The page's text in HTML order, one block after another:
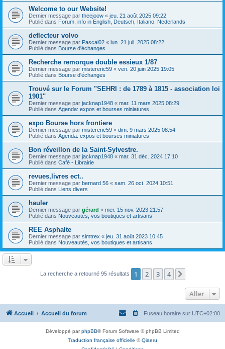
Welcome to our Website!
Dernier message par theejoow « jeu. 21 août 2025 09:22
Publié dans Forum, info in English, Deutsch, Italiano, Nederlands
deflecteur volvo
Dernier message par Pascal02 « lun. 21 juil. 2025 08:22
Publié dans Bourse d'échanges
Recherche remorque double essieux 1/87
Dernier message par mistereric59 « ven. 20 juin 2025 19:05
Publié dans Bourse d'échanges
Trouvé sur le Forum "SEHRI : de 1789 à 1815 - association loi
1901"
Dernier message par jacknap1948 « mar. 11 mars 2025 08:29
Publié dans Agenda: expos et bourses miniatures
expo Bourse hors frontiere
Dernier message par mistereric59 « dim. 9 mars 2025 08:54
Publié dans Agenda: expos et bourses miniatures
Bon réveillon de la Saint-Sylvestre.
Dernier message par jacknap1948 « mar. 31 déc. 2024 17:10
Publié dans Café - Librairie
revues,livres ect..
Dernier message par bernard 56 « sam. 26 oct. 2024 10:51
Publié dans Liens divers
hauler
Dernier message par gérard « mer. 15 nov. 2023 21:57
Publié dans Nouveautés, vos boutiques et artisans
REE Asphalte
Dernier message par simtrex « jeu. 31 août 2023 10:45
Publié dans Nouveautés, vos boutiques et artisans
La recherche a retourné 95 résultats 1 2 3 4
Aller
Accueil Accueil du forum Fuseau horaire sur UTC+02:00
Développé parphpBB® Forum Software © phpBB Limited
Traduction française officielle ©Qiaeru